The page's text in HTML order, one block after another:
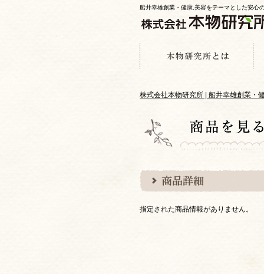
船井幸雄創業・健康,美容をテーマとした安心
株式会社本物研究所 | 船井幸雄創業・
指定された商品情報がありません。